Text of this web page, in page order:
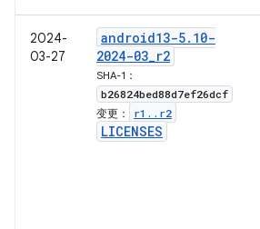
2024-
03-27
android13-5. 10-
2024-03_r2
SHA-1：
b26824bed88d7ef26dcf
变更： r1 . . r2
LICENSES